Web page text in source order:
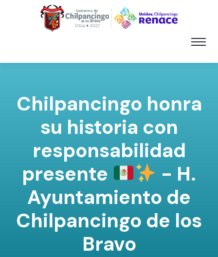
Chilpancingo honra
su historia con
responsabilidad
presente
- H.
Ayuntamiento de
Chilpancingo de los
Bravo